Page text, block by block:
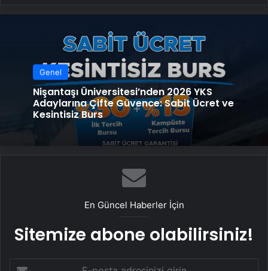
Genel
Nişantaşı Üniversitesi’nden 2026 YKS
Adaylarına Çifte Güvence: Sabit Ücret ve
Kesintisiz Burs
En Güncel Haberler İçin
Sitemize abone olabilirsiniz!